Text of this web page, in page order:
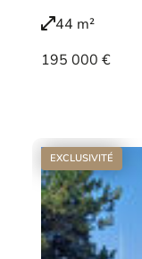
44 m²
195 000 €
EXCLUSIVITÉ